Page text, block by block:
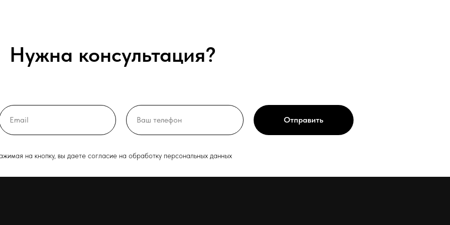
Нужна консультация?
Отправить
на кнопку, вы даете согласие на обработку персональных данных